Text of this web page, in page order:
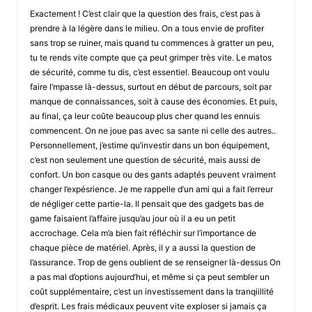
Exactement ! C’est clair que la question des frais, c’est pas à
prendre à la légère dans le milieu. On a tous envie de profiter
sans trop se ruiner, mais quand tu commences à gratter un peu,
tu te rends vite compte que ça peut grimper très vite. Le matos
de sécurité, comme tu dis, c’est essentiel. Beaucoup ont voulu
faire l’mpasse là-dessus, surtout en début de parcours, soit par
manque de connaissances, soit à cause des économies. Et puis,
au final, ça leur coûte beaucoup plus cher quand les ennuis
commencent. On ne joue pas avec sa sante ni celle des autres..
Personnellement, j’estime qu’investir dans un bon équipement,
c’est non seulement une question de sécurité, mais aussi de
confort. Un bon casque ou des gants adaptés peuvent vraiment
changer l’expésrience. Je me rappelle d’un ami qui a fait l’erreur
de négliger cette partie-la. Il pensait que des gadgets bas de
game faisaient l’affaire jusqu’au jour où il a eu un petit
accrochage. Cela m’a bien fait réfléchir sur l’importance de
chaque pièce de matériel. Après, il y a aussi la question de
l’assurance. Trop de gens oublient de se renseigner là-dessus On
a pas mal d’options aujourd’hui, et même si ça peut sembler un
coût supplémentaire, c’est un investissement dans la tranqiillité
d’esprit. Les frais médicaux peuvent vite exploser si jamais ça